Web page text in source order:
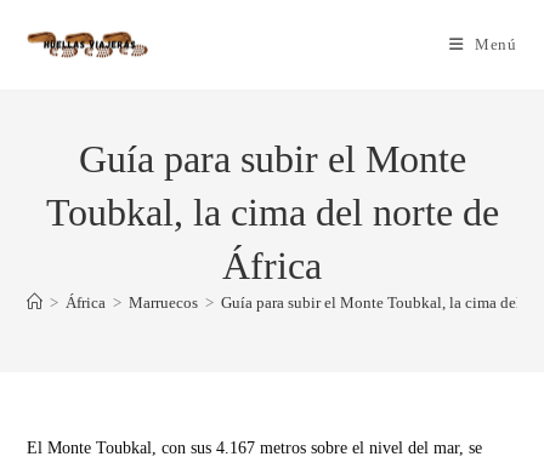
Menú
Guía para subir el Monte
Toubkal, la cima del norte de
África
> África > Marruecos > Guía para subir el Monte Toubkal, la cima del
El Monte Toubkal, con sus 4.167 metros sobre el nivel del mar, se